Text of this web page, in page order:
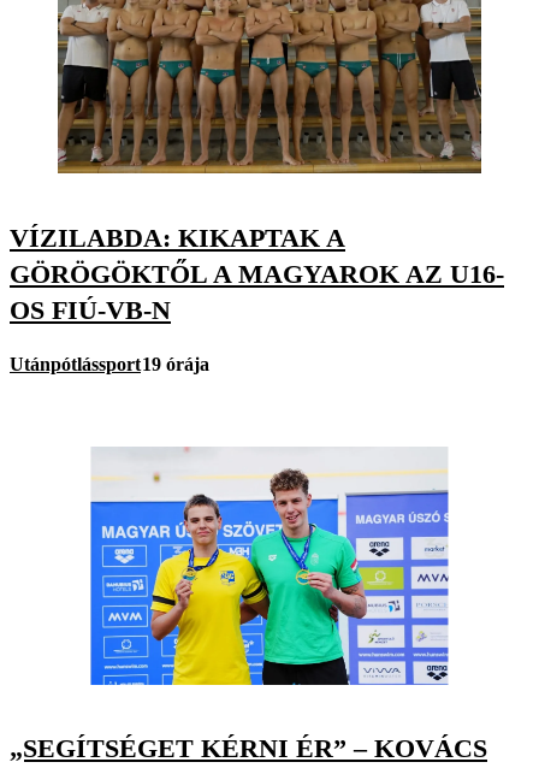
VÍZILABDA: KIKAPTAK A
GÖRÖGÖKTŐL A MAGYAROK AZ U16-
OS FIÚ-VB-N
Utánpótlássport19 órája
„SEGÍTSÉGET KÉRNI ÉR” – KOVÁCS